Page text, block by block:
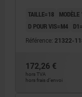
TAILLE=18
D POUR VIS=M4
Référence: 21322-
172,26 €
hors TVA
hors frais d’envoi